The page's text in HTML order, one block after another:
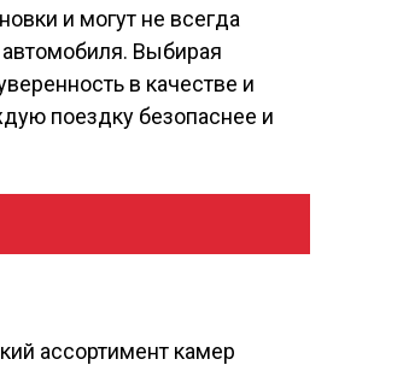
и могут не всегда
автомобиля. Выбирая
в качестве и
поездку безопаснее и
ассортимент камер